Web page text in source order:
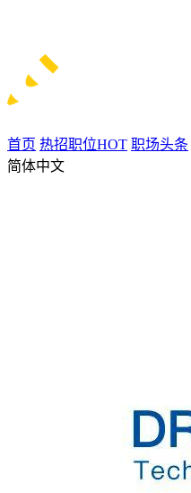
首页 热招职位HOT 职场头条
简体中文